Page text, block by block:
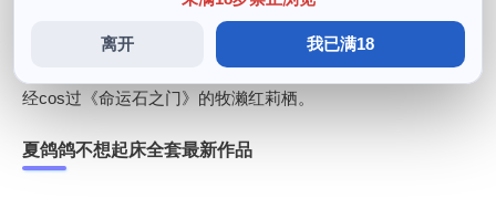
离开 我已满18
活，喜欢与粉丝们互动，展现了一个更加真实的夏鸽鸽。那么
一定不要错过她最新的作品集，用自己的方式演绎着世界上众
多角色，除了动漫COS。在夏鸽鸽的COS作品中，例如她曾
经cos过《命运石之门》的牧濑红莉栖。
夏鸽鸽不想起床全套最新作品